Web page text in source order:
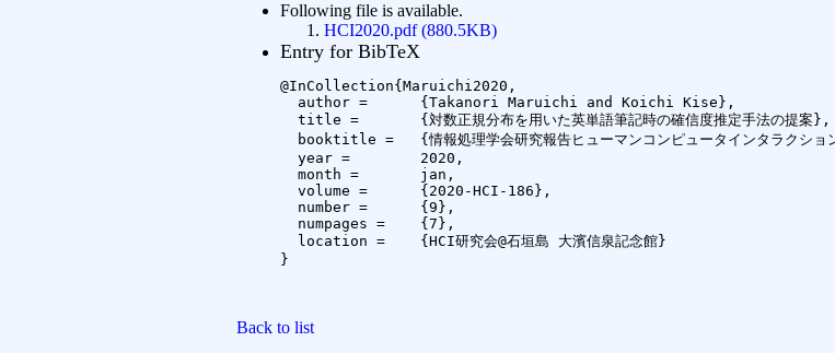
Following file is available.
HCI2020.pdf (880.5KB)
Entry for BibTeX
@InCollection{Maruichi2020,
  author =	{Takanori Maruichi and Koichi Kise},
  title =	{対数正規分布を用いた英単語筆記時の確信度推定手法の提案},
  booktitle =	{情報処理学会研究報告ヒューマンコンピュータインタラクション (HCI)},
  year =	2020,
  month =	jan,
  volume =	{2020-HCI-186},
  number =	{9},
  numpages =	{7},
  location =	{HCI研究会@石垣島 大濱信泉記念館}
}
Back to list